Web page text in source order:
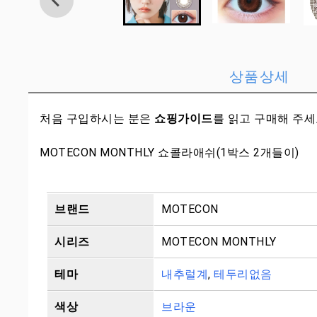
상품상세
처음 구입하시는 분은 쇼핑가이드를 읽고 구매해 주
MOTECON MONTHLY 쇼콜라애쉬(1박스 2개들이)
브랜드 MOTECON
시리즈 MOTECON MONTHLY
테마 내추럴계, 테두리없음
색상 브라운